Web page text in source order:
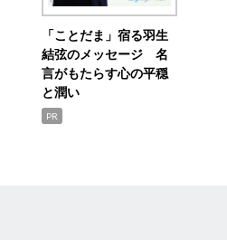
「ことだま」宿る羽生
結弦のメッセージ 名
言がもたらす心の平穏
と潤い
PR